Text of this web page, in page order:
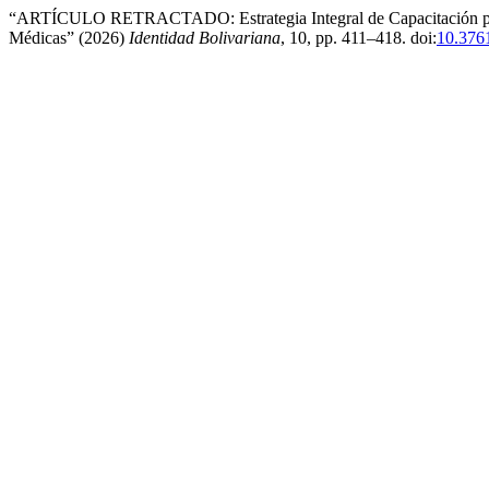
“ARTÍCULO RETRACTADO: Estrategia Integral de Capacitación
Médicas” (2026) Identidad Bolivariana, 10, pp. 411–418. doi: